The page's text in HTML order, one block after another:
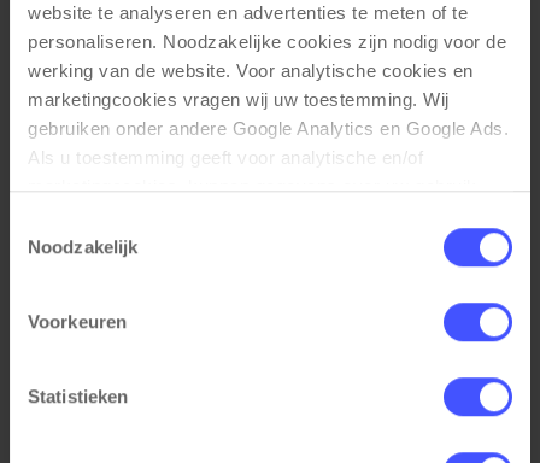
website te analyseren en advertenties te meten of te
personaliseren. Noodzakelijke cookies zijn nodig voor de
werking van de website. Voor analytische cookies en
marketingcookies vragen wij uw toestemming. Wij
gebruiken onder andere Google Analytics en Google Ads.
Als u toestemming geeft voor analytische en/of
marketingcookies, kunnen gegevens over uw gebruik
analyse, advertentiemeting, remarketing en
campagneoptimalisatie. Meer informatie vindt u in onze
privacyverklaring en cookieverklaring op onze website.
Daar leest u ook hoe Google gegevens verwerkt wanneer
toestemming op elk moment wijzigen of intrekken via de
Noodzakelijk
Voorkeuren
Statistieken
AANBIEDING
Bekijk product
Stapelbare vergaderstoel Flitz - netgaas rug